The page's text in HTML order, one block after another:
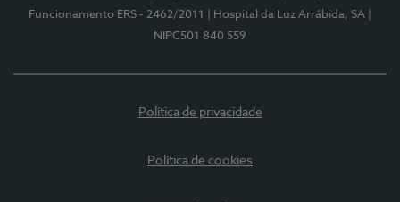
Funcionamento ERS - 2462/2011
| Hospital da Luz Arrábida, SA
NIPC501 840 559
Política de privacidade
Política de cookies